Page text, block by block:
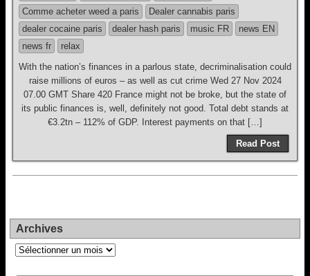
Comme acheter weed a paris
Dealer cannabis paris
dealer cocaine paris
dealer hash paris music FR
news EN
news fr
relax
With the nation’s finances in a parlous state, decriminalisation could
raise millions of euros – as well as cut crime Wed 27 Nov 2024
07.00 GMT Share 420 France might not be broke, but the state of
its public finances is, well, definitely not good. Total debt stands at
€3.2tn – 112% of GDP. Interest payments on that […]
Read Post
Archives
Archives